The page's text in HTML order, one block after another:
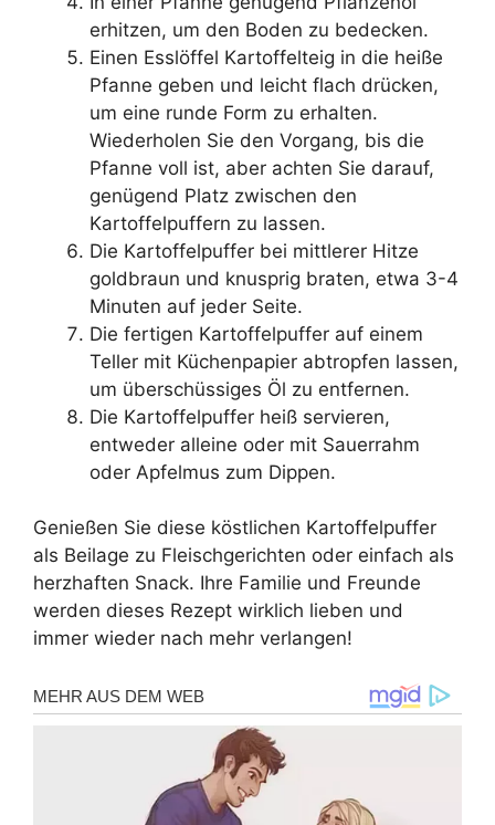
erhitzen, um den Boden zu bedecken.
Einen Esslöffel Kartoffelteig in die heiße
Pfanne geben und leicht flach drücken,
um eine runde Form zu erhalten.
Wiederholen Sie den Vorgang, bis die
Pfanne voll ist, aber achten Sie darauf,
genügend Platz zwischen den
Kartoffelpuffern zu lassen.
Die Kartoffelpuffer bei mittlerer Hitze
goldbraun und knusprig braten, etwa 3-4
Minuten auf jeder Seite.
Die fertigen Kartoffelpuffer auf einem
Teller mit Küchenpapier abtropfen lassen,
um überschüssiges Öl zu entfernen.
Die Kartoffelpuffer heiß servieren,
entweder alleine oder mit Sauerrahm
oder Apfelmus zum Dippen.
Genießen Sie diese köstlichen Kartoffelpuffer
als Beilage zu Fleischgerichten oder einfach als
herzhaften Snack. Ihre Familie und Freunde
werden dieses Rezept wirklich lieben und
immer wieder nach mehr verlangen!